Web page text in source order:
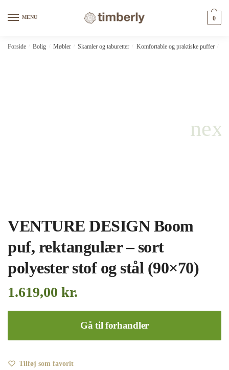
MENU 0
Forside Bolig Møbler Skamler og taburetter Komfortable og praktiske puffer
VENTURE DESIGN Boom
puf, rektangulær – sort
polyester stof og stål (90×70)
1.619,00 kr.
Gå til forhandler
Tilføj som favorit